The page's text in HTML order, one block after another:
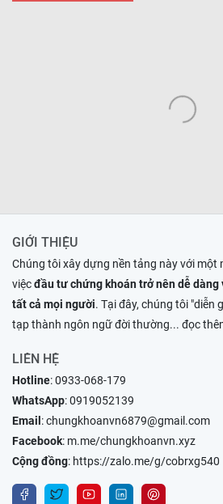
GIỚI THIỆU
Chúng tôi xây dựng nền tảng này với một
việcđầu tư chứng khoán trở nên dễ dàng
tất cả mọi người. Tại đây, chúng tôi
tạp thành ngôn ngữ đời thường... đọc
LIÊN HỆ
Hotline:0933-068-179
WhatsApp:0919052139
Email :chungkhoanvn6879@gmail.com
Facebook: m.me/chungkhoanvn.xyz
Cộng đồng: https://zalo.me/g/cobrxg540